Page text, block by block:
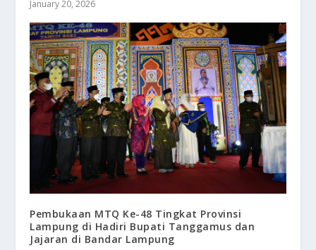
January 20, 2026
Pembukaan MTQ Ke-48 Tingkat Provinsi
Lampung di Hadiri Bupati Tanggamus dan
Jajaran di Bandar Lampung